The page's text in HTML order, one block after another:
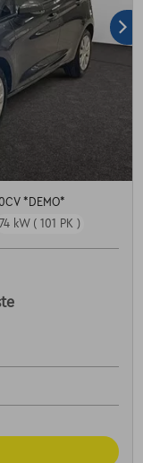
*DEMO*
74 kW ( 101 PK )